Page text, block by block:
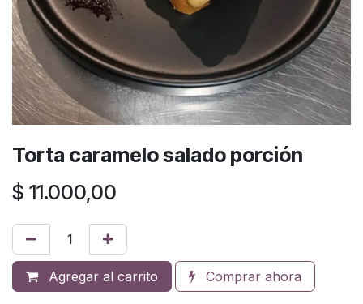
Torta caramelo salado porción
$ 11.000,00
Agregar al carrito Comprar ahora